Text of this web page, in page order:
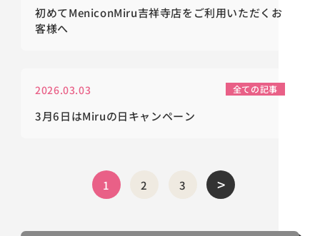
初めてMeniconMiru吉祥寺店をご利用いただくお
客様へ
2026.03.03 全ての記事
3月6日はMiruの日キャンペーン
1 2 3 >